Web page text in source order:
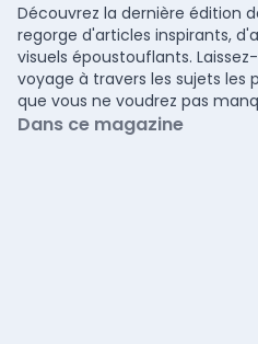
Découvrez la dernière édition
regorge d'articles inspirants,
visuels époustouflants.
voyage à travers les sujets les
que vous ne voudrez pas
Dans ce magazine